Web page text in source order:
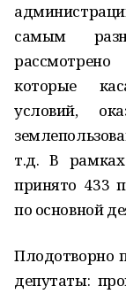
самым
которые
условий,
т.д. В рамках
принято 433
по основной
Плодотворно
депутаты: